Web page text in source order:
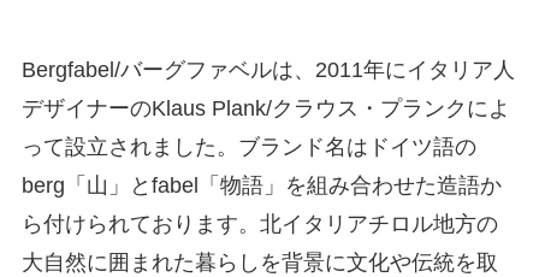
Bergfabel/バーグファベルは、2011年にイタリア人
デザイナーのKlaus Plank/クラウス・プランクによ
って設立されました。ブランド名はドイツ語の
berg「山」とfabel「物語」を組み合わせた造語か
ら付けられております。北イタリアチロル地方の
大自然に囲まれた暮らしを背景に文化や伝統を取